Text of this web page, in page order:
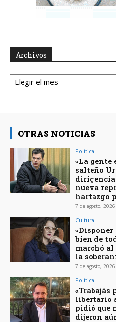
Archivos
Archivos
OTRAS NOTICIAS
Política
«La gente
salteño
dirigencia
nueva
hartazgo
7 de agosto, 2026
Cultura
«Disponer
bien de
marchó al
la
7 de agosto, 2026
Política
«Trabajás
libertario
pidió que
dijeron